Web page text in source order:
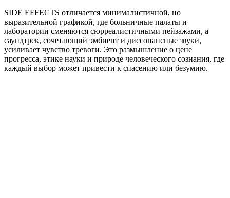
SIDE EFFECTS отличается минималистичной, но
выразительной графикой, где больничные палаты и
лаборатории сменяются сюрреалистичными пейзажами, а
саундтрек, сочетающий эмбиент и диссонансные звуки,
усиливает чувство тревоги. Это размышление о цене
прогресса, этике науки и природе человеческого сознания, где
каждый выбор может привести к спасению или безумию.